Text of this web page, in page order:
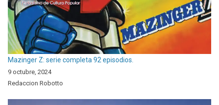
Mazinger Z: serie completa 92 episodios.
9 octubre, 2024
Redaccion Robotto